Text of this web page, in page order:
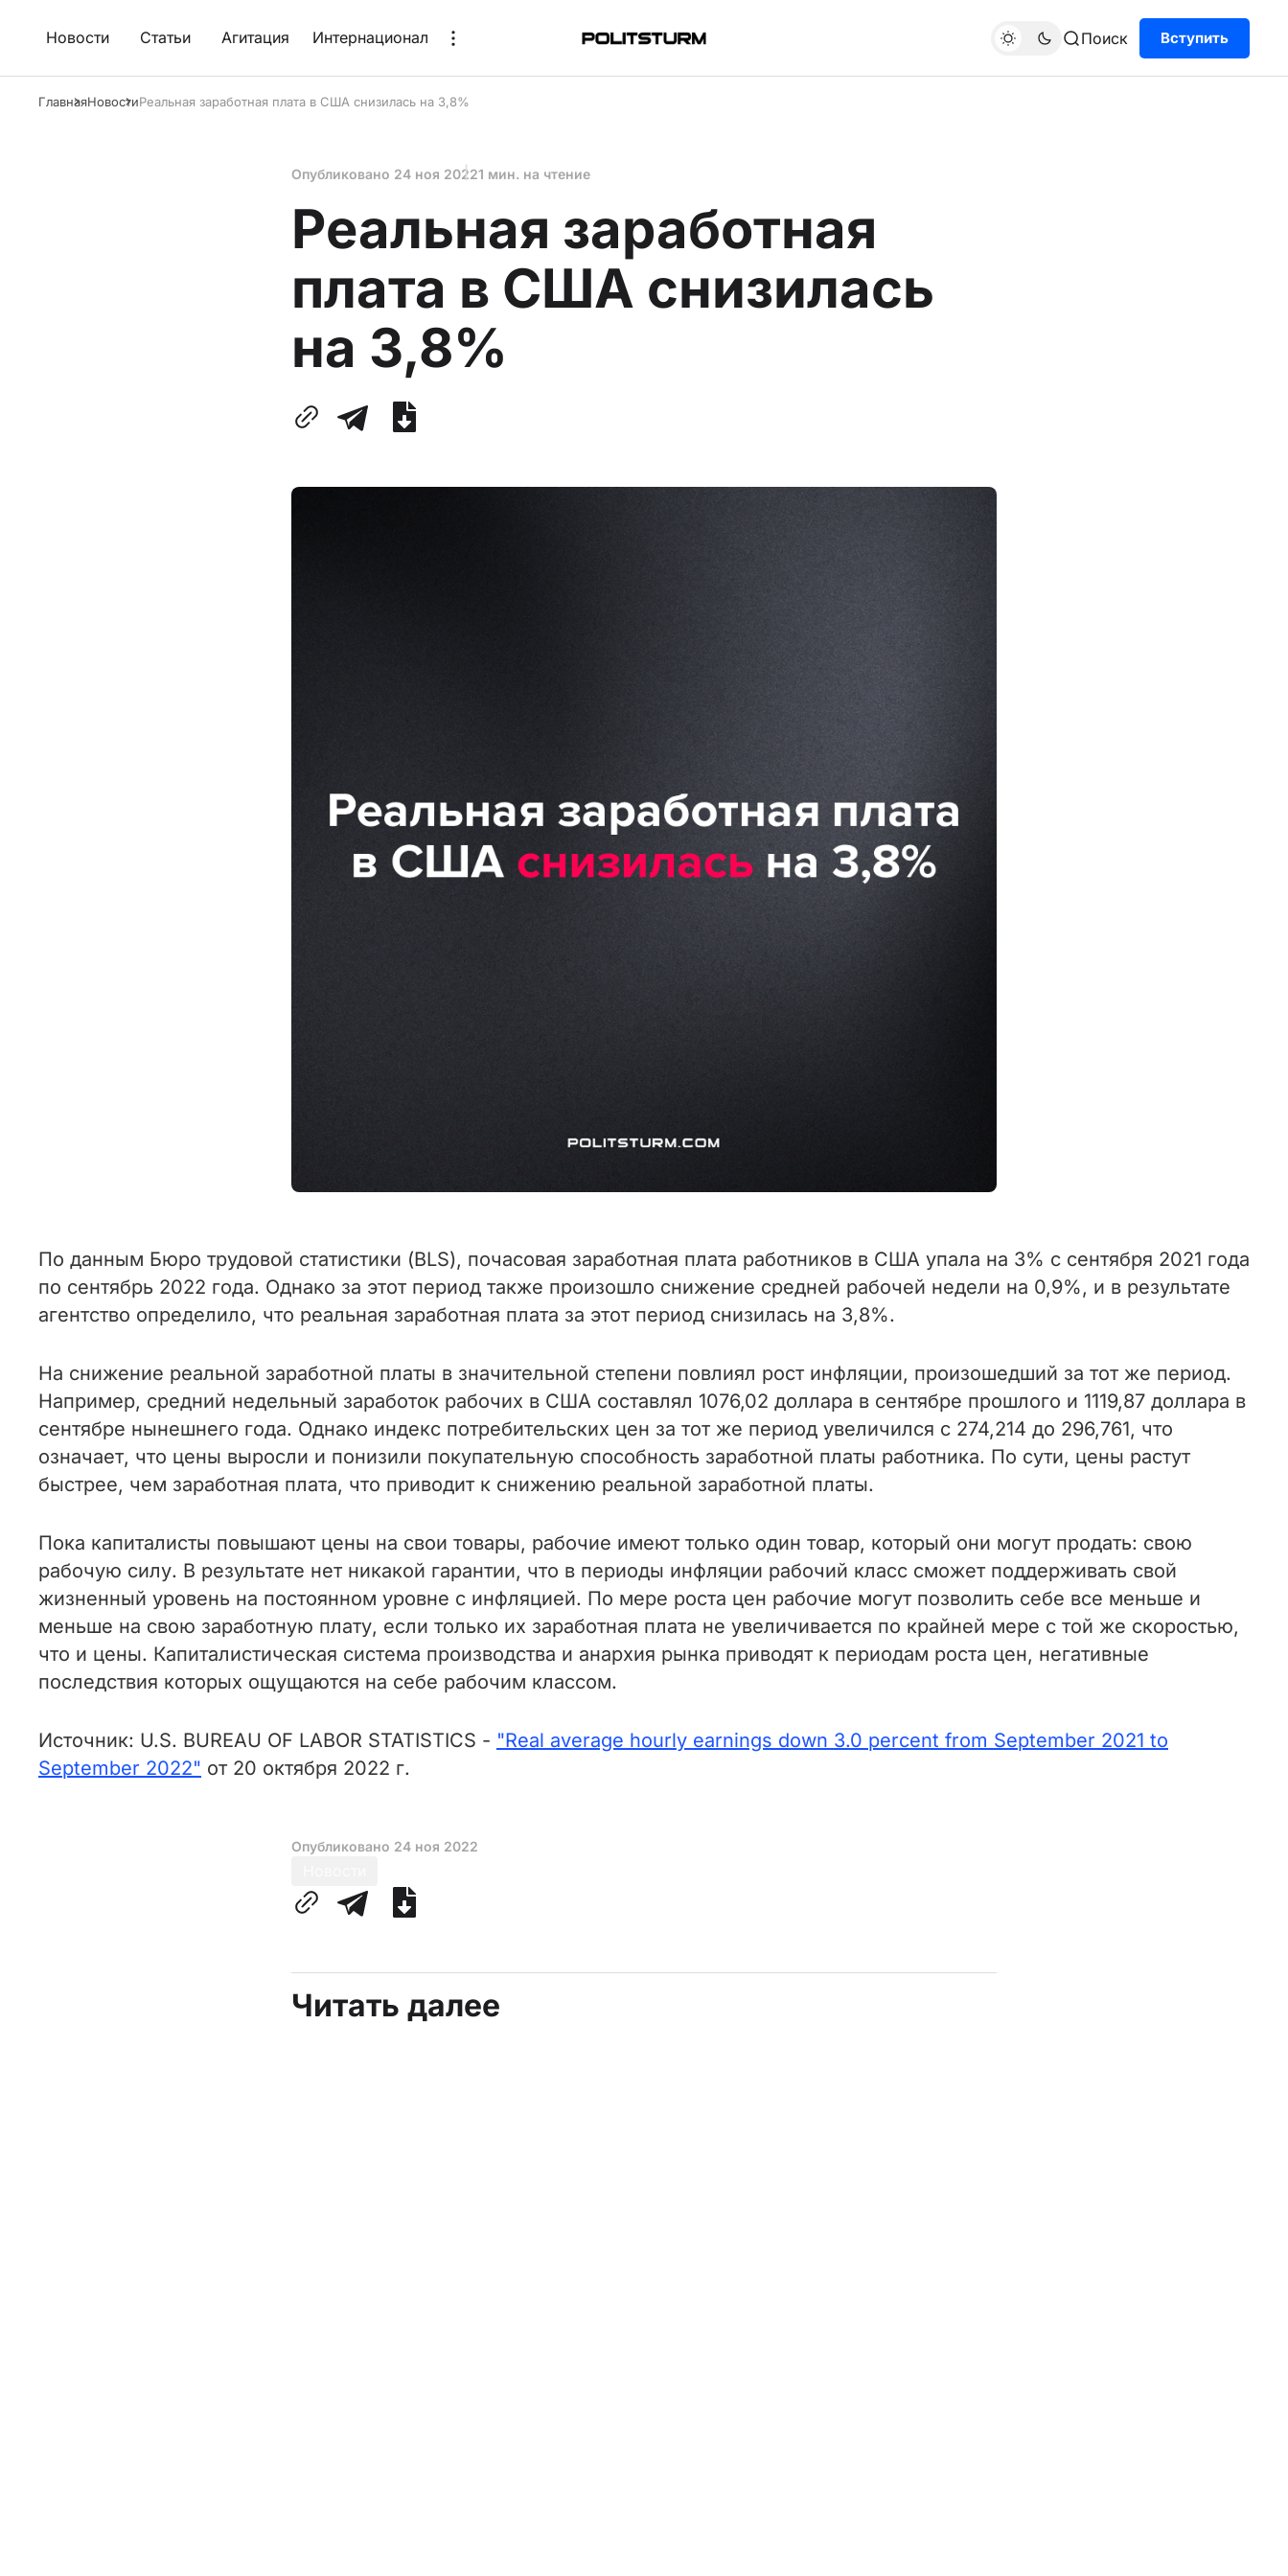
Новости Статьи Агитация Интернационал Поиск Вступить
ГлавнаяНовостиРеальная заработная плата в США снизилась на 3,8%
Опубликовано 24 ноя 20221 мин. на чтение
Реальная заработная
плата в США снизилась
на 3,8%
По данным Бюро трудовой статистики (BLS), почасовая заработная плата работников в США упала на 3% с сентября 2021 года
по сентябрь 2022 года. Однако за этот период также произошло снижение средней рабочей недели на 0,9%, и в результате
агентство определило, что реальная заработная плата за этот период снизилась на 3,8%.
На снижение реальной заработной платы в значительной степени повлиял рост инфляции, произошедший за тот же период.
Например, средний недельный заработок рабочих в США составлял 1076,02 доллара в сентябре прошлого и 1119,87 доллара в
сентябре нынешнего года. Однако индекс потребительских цен за тот же период увеличился с 274,214 до 296,761, что
означает, что цены выросли и понизили покупательную способность заработной платы работника. По сути, цены растут
быстрее, чем заработная плата, что приводит к снижению реальной заработной платы.
Пока капиталисты повышают цены на свои товары, рабочие имеют только один товар, который они могут продать: свою
рабочую силу. В результате нет никакой гарантии, что в периоды инфляции рабочий класс сможет поддерживать свой
жизненный уровень на постоянном уровне с инфляцией. По мере роста цен рабочие могут позволить себе все меньше и
меньше на свою заработную плату, если только их заработная плата не увеличивается по крайней мере с той же скоростью,
что и цены. Капиталистическая система производства и анархия рынка приводят к периодам роста цен, негативные
последствия которых ощущаются на себе рабочим классом.
Источник: U.S. BUREAU OF LABOR STATISTICS - "Real average hourly earnings down 3.0 percent from September 2021 to
September 2022" от 20 октября 2022 г.
Опубликовано 24 ноя 2022
Читать далее